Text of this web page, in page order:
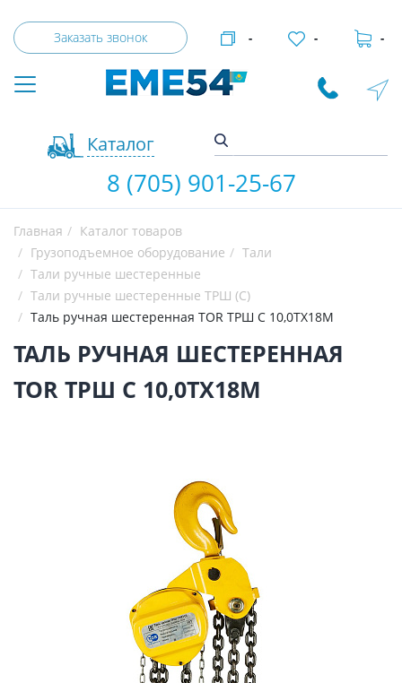
Заказать звонок
Каталог
- - -
8 (705) 901-25-67
Главная
Каталог товаров
Грузоподъемное оборудование
Тали
Тали ручные шестеренные
Тали ручные шестеренные ТРШ (С)
Таль ручная шестеренная TOR ТРШ C 10,0ТХ18М
ТАЛЬ РУЧНАЯ ШЕСТЕРЕННАЯ
TOR ТРШ C 10,0ТХ18М